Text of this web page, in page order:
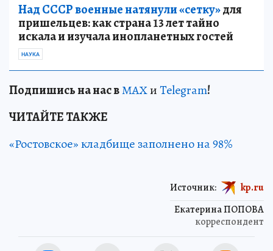
Над СССР военные натянули «сетку»для
пришельцев: как страна 13 лет тайно
искала и изучала инопланетных гостей
НАУКА
Подпишись на нас вМАХиTelegram!
ЧИТАЙТЕ ТАКЖЕ
«Ростовское» кладбище заполнено на 98%
Екатерина ПОПОВА
корреспондент
Источник: kp.ru